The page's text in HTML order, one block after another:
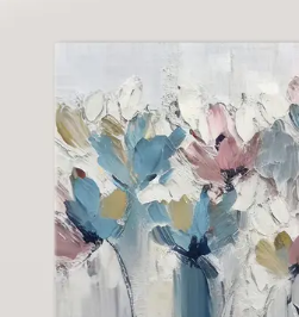
Безпечне чорнило без запаху
✓ Поверхня з текстурою полотна
✓Екологічний матеріал